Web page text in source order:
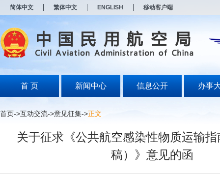
简体中文 繁体中文 ENGLISH 移动客户端
首 页 新闻中心 信息公开 办事
首页->互动交流->意见征集->正文
关于征求《公共航空感染性物质运输
稿）》意见的函
打
开
无
障
说
按
Alt